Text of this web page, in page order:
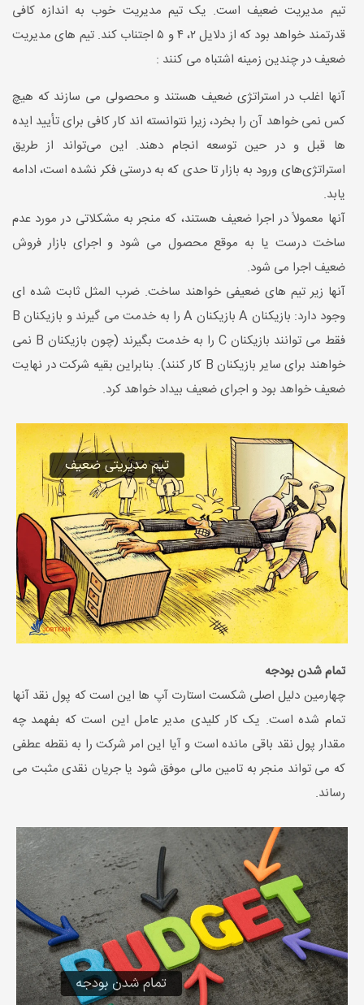
تیم مدیریت ضعیف است. یک تیم مدیریت خوب به اندازه کافی
قدرتمند خواهد بود که از دلایل ۲، ۴ و ۵ اجتناب کند. تیم های مدیریت
ضعیف در چندین زمینه اشتباه می کنند :
آنها اغلب در استراتژی ضعیف هستند و محصولی می سازند که هیچ
کس نمی خواهد آن را بخرد، زیرا نتوانسته اند کار کافی برای تأیید ایده
ها قبل و در حین توسعه انجام دهند. این می‌تواند از طریق
استراتژی‌های ورود به بازار تا حدی که به درستی فکر نشده است، ادامه
یابد.
آنها معمولاً در اجرا ضعیف هستند، که منجر به مشکلاتی در مورد عدم
ساخت درست یا به موقع محصول می شود و اجرای بازار فروش
ضعیف اجرا می شود.
آنها زیر تیم های ضعیفی خواهند ساخت. ضرب المثل ثابت شده ای
وجود دارد: بازیکنان A بازیکنان A را به خدمت می گیرند و بازیکنان B
فقط می توانند بازیکنان C را به خدمت بگیرند (چون بازیکنان B نمی
خواهند برای سایر بازیکنان B کار کنند). بنابراین بقیه شرکت در نهایت
ضعیف خواهد بود و اجرای ضعیف بیداد خواهد کرد.
تمام شدن بودجه
چهارمین دلیل اصلی شکست استارت آپ ها این است که پول نقد آنها
تمام شده است. یک کار کلیدی مدیر عامل این است که بفهمد چه
مقدار پول نقد باقی مانده است و آیا این امر شرکت را به نقطه عطفی
که می تواند منجر به تامین مالی موفق شود یا جریان نقدی مثبت می
رساند.